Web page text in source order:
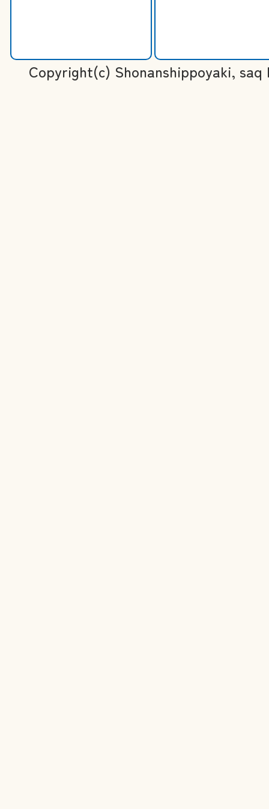
Copyright(c) Shonanshippoyaki, saq